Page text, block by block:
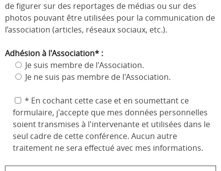
de figurer sur des reportages de médias ou sur des
photos pouvant être utilisées pour la communication de
l’association (articles, réseaux sociaux, etc.).
Adhésion à l'Association* :
Je suis membre de l'Association.
Je ne suis pas membre de l'Association.
* En cochant cette case et en soumettant ce
formulaire, j'accepte que mes données personnelles
soient transmises à l'intervenante et utilisées dans le
seul cadre de cette conférence. Aucun autre
traitement ne sera effectué avec mes informations.